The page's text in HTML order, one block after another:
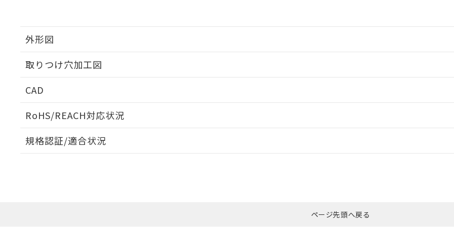
外形図
取りつけ穴加工図
CAD
RoHS/REACH対応状況
EU RoHS 注意事項・凡例
ダウンロードはこちら
規格認証/適合状況
ページ先頭へ戻る